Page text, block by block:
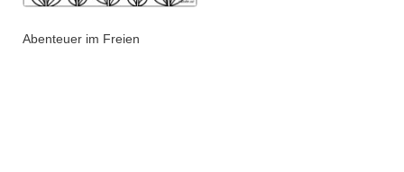
Abenteuer im Freien